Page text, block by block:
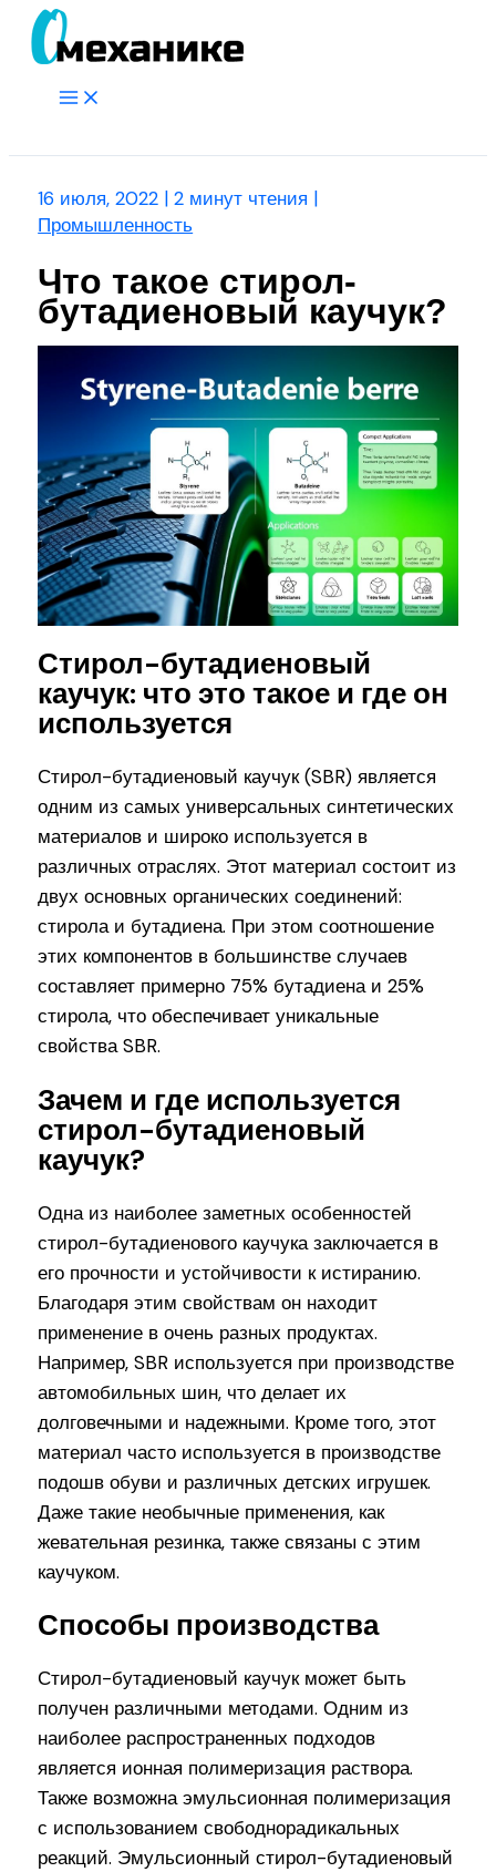
Перейти
Main
16 июля, 2022 |2 минут чтения |
Промышленность
Что такое стирол-
бутадиеновый каучук?
Стирол-бутадиеновый
каучук: что это такое и где он
используется
Стирол-бутадиеновый каучук (SBR) является
одним из самых универсальных синтетических
материалов и широко используется в
различных отраслях. Этот материал состоит из
двух основных органических соединений:
стирола и бутадиена. При этом соотношение
этих компонентов в большинстве случаев
составляет примерно 75% бутадиена и 25%
стирола, что обеспечивает уникальные
свойства SBR.
Зачем и где используется
стирол-бутадиеновый
каучук?
Одна из наиболее заметных особенностей
стирол-бутадиенового каучука заключается в
его прочности и устойчивости к истиранию.
Благодаря этим свойствам он находит
применение в очень разных продуктах.
Например, SBR используется при производстве
автомобильных шин, что делает их
долговечными и надежными. Кроме того, этот
материал часто используется в производстве
подошв обуви и различных детских игрушек.
Даже такие необычные применения, как
жевательная резинка, также связаны с этим
каучуком.
Способы производства
Стирол-бутадиеновый каучук может быть
получен различными методами. Одним из
наиболее распространенных подходов
является ионная полимеризация раствора.
Также возможна эмульсионная полимеризация
с использованием свободнорадикальных
реакций. Эмульсионный стирол-бутадиеновый